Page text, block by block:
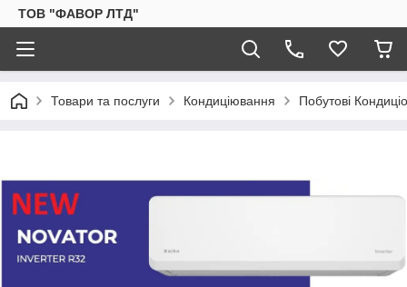
ТОВ "ФАВОР ЛТД"
Товари та послуги Кондиціювання Побутові